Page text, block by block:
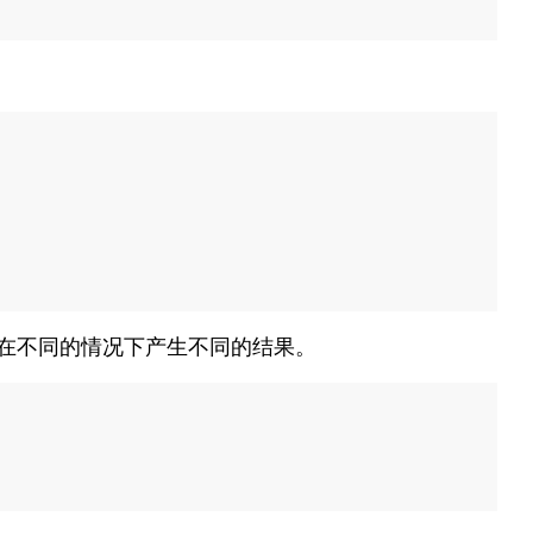
不同的情况下产生不同的结果。